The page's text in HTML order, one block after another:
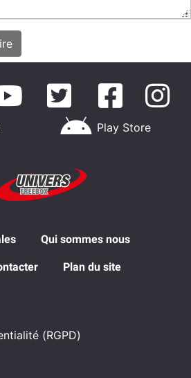
Play Store
Qui sommes nous
Plan du site
(RGPD)